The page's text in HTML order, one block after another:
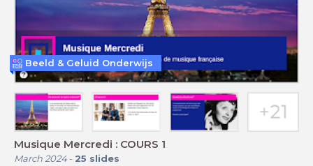
Musique Mercredi : COURS 1
March 2024- 25 slides
Beeld & Geluid Onderwijs